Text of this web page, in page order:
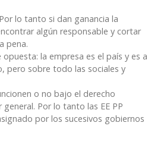
lo tanto si dan ganancia la
algún responsable y cortar
pena.
la empresa es el país y es a
pero sobre todo las sociales y
o no bajo el derecho
Por lo tanto las EE PP
por los sucesivos gobiernos